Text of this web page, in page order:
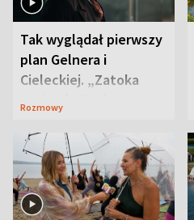
Tak wyglądał pierwszy
plan Gelnera i
Cieleckiej. „Zatoka
szpiegów” od razu ich
Rozmowy